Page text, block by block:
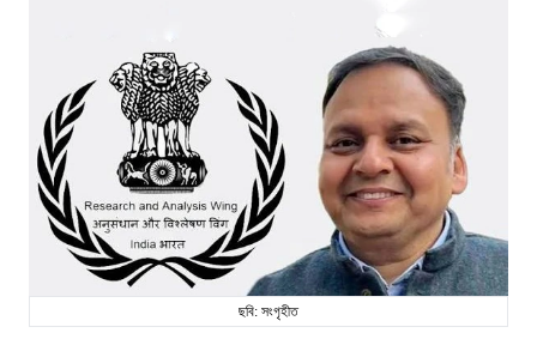
ছবি: সংগৃহীত